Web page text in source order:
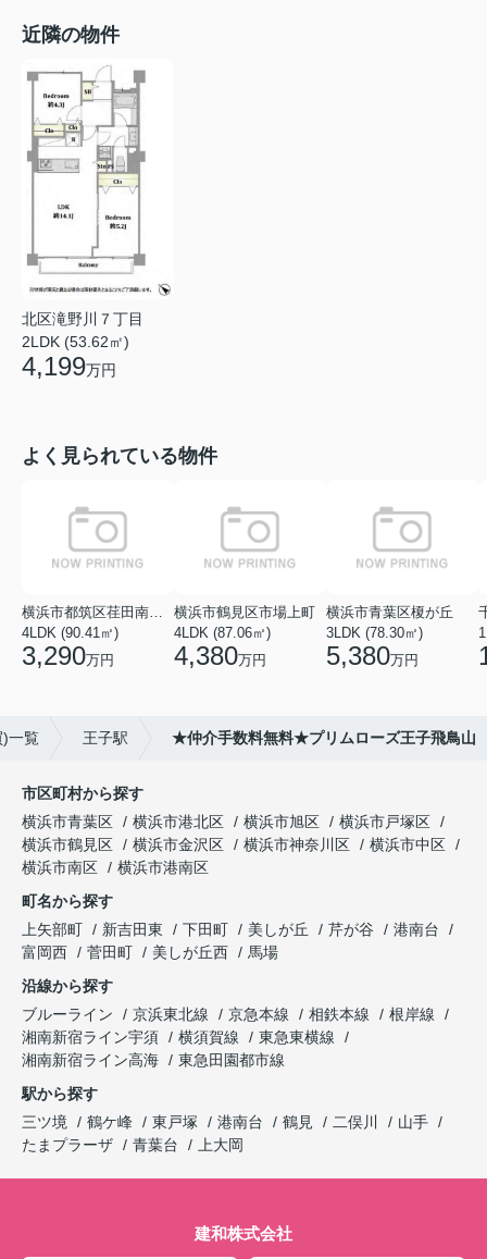
近隣の物件
北区滝野川７丁目
2LDK (53.62㎡)
4,199万円
よく見られている物件
横浜市都筑区荏田南１丁目
4LDK (90.41㎡)
3,290万円
横浜市鶴見区市場上町
4LDK (87.06㎡)
4,380万円
横浜市青葉区榎が丘
3LDK (78.30㎡)
5,380万円
)一覧 王子駅 ★仲介手数料無料★プリムローズ王子飛鳥山
市区町村から探す
横浜市青葉区
横浜市港北区 横浜市旭区
横浜市戸塚区
横浜市鶴見区
横浜市金沢区 横浜市神奈川区
横浜市中区
横浜市南区
横浜市港南区
町名から探す
上矢部町
新吉田東 下田町 美しが丘 芹が谷
港南台
富岡西
菅田町 美しが丘西
馬場
沿線から探す
ブルーライン
京浜東北線 京急本線 相鉄本線
根岸線
湘南新宿ライン宇須
横須賀線
東急東横線
湘南新宿ライン高海
東急田園都市線
駅から探す
三ツ境
鶴ケ峰 東戸塚 港南台 鶴見 二俣川
山手
たまプラーザ
青葉台 上大岡
建和株式会社